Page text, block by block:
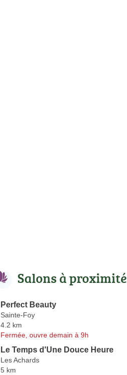
Salons à proximité
Perfect Beauty
Sainte-Foy
4.2 km
Fermée, ouvre demain à 9h
Le Temps d'Une Douce Heure
Les Achards
5 km